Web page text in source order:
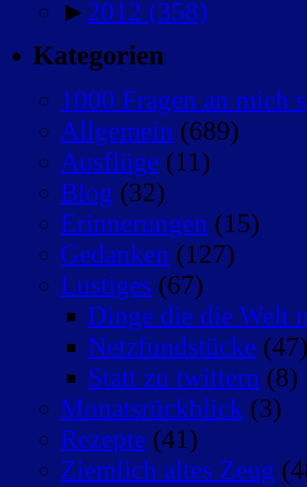
► 2012 (358)
Kategorien
1000 Fragen an mich
Allgemein (689)
Ausflüge (11)
Blog (32)
Erinnerungen (15)
Gedanken (127)
Lustiges (67)
Dinge die die Welt
Netzfundstücke
Statt zu twittern (8)
Monatsrückblick (3)
Rezepte (41)
Ziemlich altes Zeug